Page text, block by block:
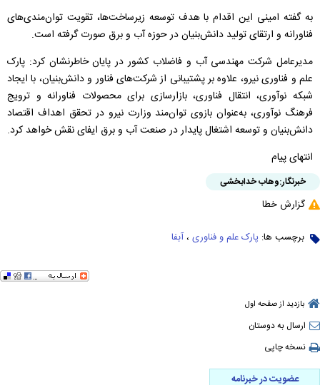
به گفته امینی این اقدام با هدف توسعه زیرساخت‌ها، تقویت توان‌مندی‌های
فناورانه و ارتقای تولید دانش‌بنیان در حوزه آب و برق صورت گرفته است.
مدیرعامل شرکت مهندسی آب و فاضلاب کشور در پایان خاطرنشان کرد: پارک
علم و فناوری نیرو، علاوه بر پشتیبانی از شرکت‌های فناور و دانش‌بنیان، با ایجاد
شبکه نوآوری، انتقال فناوری، بازارسازی برای محصولات فناورانه و ترویج
فرهنگ نوآوری، به‌عنوان بازوی توان‌مند وزارت نیرو در تحقق اهداف اقتصاد
دانش‌بنیان و توسعه اشتغال پایدار در صنعت آب و برق ایفای نقش خواهد کرد.
انتهای پیام
خبرنگار:وهاب خدابخشی
گزارش خطا
برچسب ها: پارک علم و فناوری ، آبفا
بازدید از صفحه اول
ارسال به دوستان
نسخه چاپی
عضویت در خبرنامه